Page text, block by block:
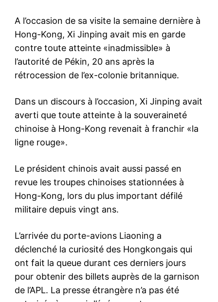
A l’occasion de sa visite la semaine dernière à
Hong-Kong, Xi Jinping avait mis en garde
contre toute atteinte «inadmissible» à
l’autorité de Pékin, 20 ans après la
rétrocession de l’ex-colonie britannique.
Dans un discours à l’occasion, Xi Jinping avait
averti que toute atteinte à la souveraineté
chinoise à Hong-Kong revenait à franchir «la
ligne rouge».
Le président chinois avait aussi passé en
revue les troupes chinoises stationnées à
Hong-Kong, lors du plus important défilé
militaire depuis vingt ans.
L’arrivée du porte-avions Liaoning a
déclenché la curiosité des Hongkongais qui
ont fait la queue durant ces derniers jours
pour obtenir des billets auprès de la garnison
de l’APL. La presse étrangère n’a pas été